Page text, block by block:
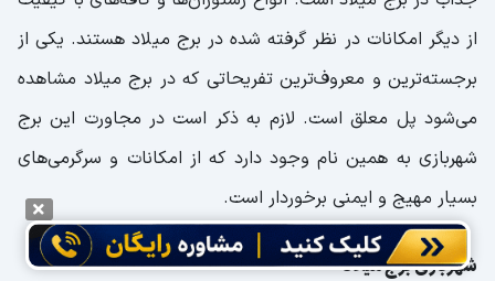
از دیگر امکانات در نظر گرفته شده در برج میلاد هستند. یکی از
برجسته‌ترین و معروف‌ترین تفریحاتی که در برج میلاد مشاهده
می‌شود پل معلق است. لازم به ذکر است در مجاورت این برج
شهربازی به همین نام وجود دارد که از امکانات و سرگرمی‌های
بسیار مهیج و ایمنی برخوردار است.
شهربازی برج میلاد